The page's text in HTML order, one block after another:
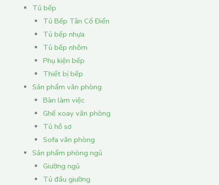
Tủ bếp
Tủ Bếp Tân Cổ Điển
Tủ bếp nhựa
Tủ bếp nhôm
Phụ kiện bếp
Thiết bị bếp
Sản phẩm văn phòng
Bàn làm việc
Ghế xoay văn phòng
Tủ hồ sơ
Sofa văn phòng
Sản phẩm phòng ngủ
Giường ngủ
Tủ đầu giường